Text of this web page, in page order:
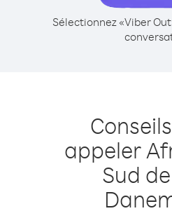
Sélectionnez «Viber
appeler
Sud